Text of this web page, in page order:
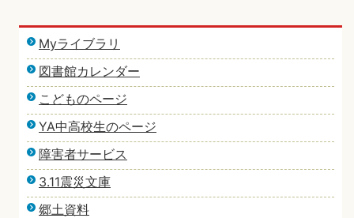
Myライブラリ
図書館カレンダー
こどものページ
YA中高校生のページ
障害者サービス
3.11震災文庫
郷土資料